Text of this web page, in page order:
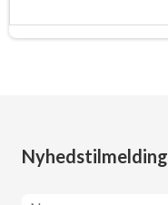
Nyhedstilmelding